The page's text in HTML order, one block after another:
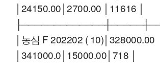
│24150.00│2700.00 │11616 │
│농심 F 202202 ( 10)│328000.00
│341000.0│15000.00│718 │